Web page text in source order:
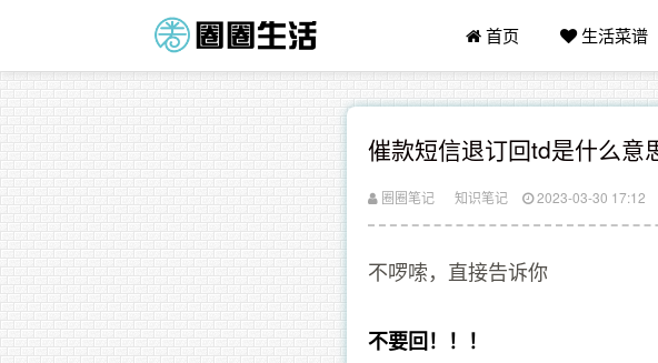
首页 生活菜谱
催款短信退订回td是什么意
圈圈笔记 知识笔记 2023-03-30 17:12
不啰嗦，直接告诉你
不要回！！！